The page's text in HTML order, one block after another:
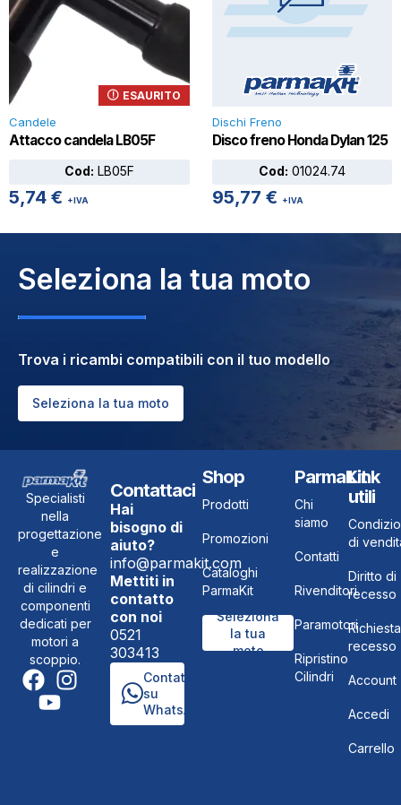
Candele
Attacco candela LB05F
Cod: LB05F
5,74 € +IVA
ESAURITO
Dischi Freno
Disco freno Honda Dylan 125
Cod: 01024.74
95,77 € +IVA
Seleziona la tua moto
Trova i ricambi compatibili con il tuo modello
Seleziona la tua moto
Specialisti
nella
progettazione
e
realizzazione
di cilindri e
componenti
dedicati per
motori a
scoppio.
Contattaci
Hai
bisogno di
aiuto?
info@parmakit.com
Mettiti in
contatto
con noi
0521
303413
Contattaci
su
WhatsApp
Shop
Prodotti
Promozioni
Cataloghi
ParmaKit
Seleziona
la tua
moto
ParmaKit
Chi
siamo
Contatti
Rivenditori
Paramotori
Ripristino
Cilindri
Link
utili
di
Diritto di
recesso
Richiesta
recesso
Account
Accedi
Carrello